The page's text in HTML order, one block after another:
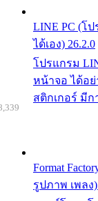
LINE PC (โ
ได้เอง) 26.2.0
โปรแกรม
หน้าจอ ได้อย่
สติกเกอร์ มีก
Format
รูปภาพ เพลง)